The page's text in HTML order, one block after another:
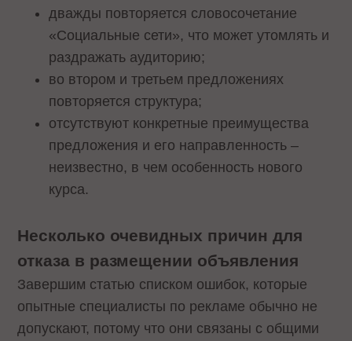
дважды повторяется словосочетание
«Социальные сети», что может утомлять и
раздражать аудиторию;
во втором и третьем предложениях
повторяется структура;
отсутствуют конкретные преимущества
предложения и его направленность –
неизвестно, в чем особенность нового
курса.
Несколько очевидных причин для
отказа в размещении объявления
Завершим статью списком ошибок, которые
опытные специалисты по рекламе обычно не
допускают, потому что они связаны с общими